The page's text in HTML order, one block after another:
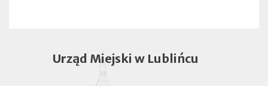
Urząd Miejski w Lublińcu